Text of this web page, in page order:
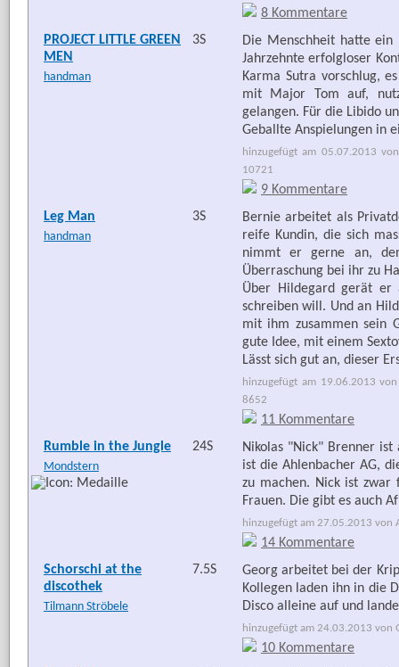
8 Kommentare
PROJECT LITTLE GREEN
MEN
handman
3S
Die Menschheit hatte ein
Jahrzehnte erfolgloser
Karma Sutra vorschlug,
mit Major Tom auf,
gelangen. Für die Libido
Geballte Anspielungen in
hinzugefügt am 05.07.2013
10721
9 Kommentare
Leg Man
handman
3S
Bernie arbeitet als
reife Kundin, die sich
nimmt er gerne an,
Überraschung bei ihr zu
Über Hildegard gerät er
schreiben will. Und an
mit ihm zusammen sein
gute Idee, mit einem
Lässt sich gut an, dieser
hinzugefügt am 19.06.2013
8652
11 Kommentare
Rumble in the Jungle
Mondstern
24S
Nikolas "Nick" Brenner
ist die Ahlenbacher AG,
zu machen. Nick ist zwar
Frauen. Die gibt es auch
hinzugefügt am 27.05.2013 von
14 Kommentare
Schorschi at the
discothek
Tilmann Ströbele
7.5S
Georg arbeitet bei der
Kollegen laden ihn in die
Disco alleine auf und
hinzugefügt am 24.03.2013 von
10 Kommentare